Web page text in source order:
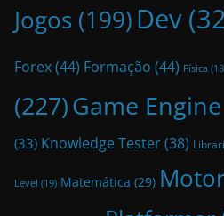
Jogos (199)Dev
Forex(44) Formação (44) Física
(227)Game Engine
(33) Knowledge Tester(38)
Level (19) Matemática (29)